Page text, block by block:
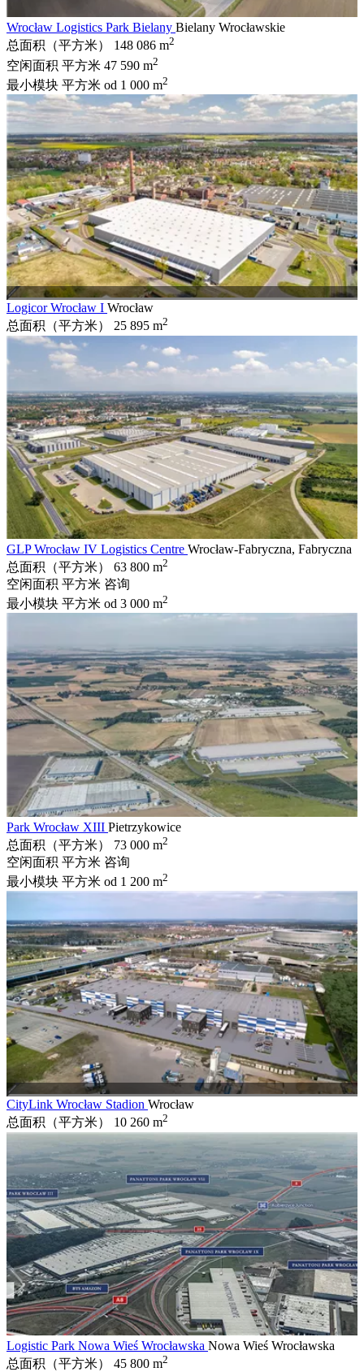
Wrocław Logistics Park Bielany Bielany Wrocławskie
总面积（平方米）
148 086 m2
空闲面积 平方米 47 590 m2
最小模块 平方米 od 1 000 m2
Logicor Wrocław I Wrocław
总面积（平方米）
25 895 m2
GLP Wrocław IV Logistics Centre Wrocław-Fabryczna, Fabryczna
总面积（平方米）
63 800 m2
空闲面积 平方米 咨询
最小模块 平方米 od 3 000 m2
Park Wrocław XIII Pietrzykowice
总面积（平方米）
73 000 m2
空闲面积 平方米 咨询
最小模块 平方米 od 1 200 m2
CityLink Wrocław Stadion Wrocław
总面积（平方米）
10 260 m2
Logistic Park Nowa Wieś Wrocławska Nowa Wieś Wrocławska
总面积（平方米）
45 800 m2